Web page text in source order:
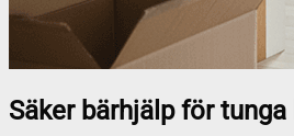
Säker bärhjälp för